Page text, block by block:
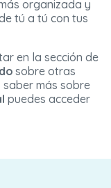
organizada y
tú a tú con tus
en la sección de
sobre otras
saber más sobre
puedes acceder